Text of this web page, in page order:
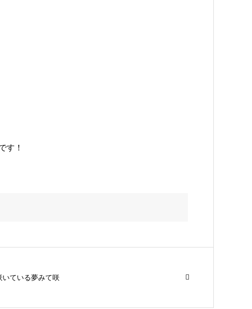
す！
いている夢みて咲